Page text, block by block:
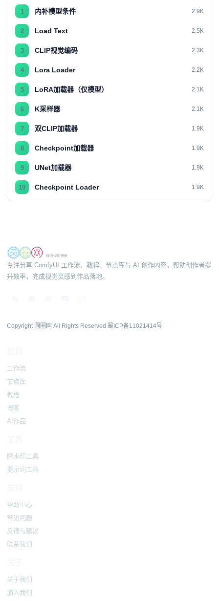
1 内补模型条件 2.9K
2 Load Text 2.5K
3 CLIP视觉编码 2.3K
4 Lora Loader 2.2K
5 LoRA加载器（仅模型） 2.1K
6 K采样器 2.1K
7 双CLIP加载器 1.9K
8 Checkpoint加载器 1.9K
9 UNet加载器 1.9K
10 Checkpoint Loader 1.9K
专注分享 ComfyUI 工作流、教程、节点库与 AI 创作内容，帮助创作者提
升效率，完成视觉灵感到作品落地。
Copyright 圆圈网 All Rights Reserved 蜀ICP备11021414号
工作流
节点库
教程
博客
AI作品
隐水印工具
提示词工具
帮助中心
常见问题
反馈与建议
联系我们
关于我们
加入我们